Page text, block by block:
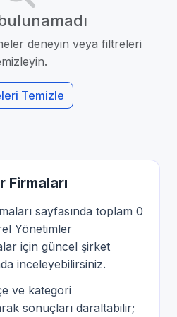
deneyin veya filtreleri
Temizle
Firmaları
sayfasında toplam 0
Yönetimler
için güncel şirket
inceleyebilirsiniz.
ve kategori
sonuçları daraltabilir;